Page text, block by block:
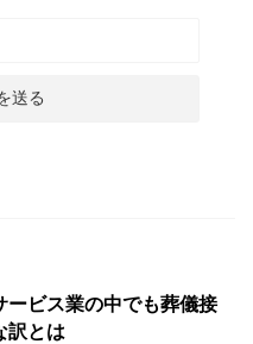
ービス業の中でも葬儀接
訳とは